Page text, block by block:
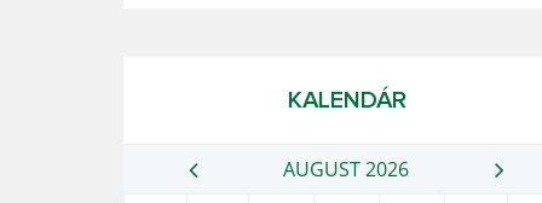
KALENDÁR
AUGUST 2026